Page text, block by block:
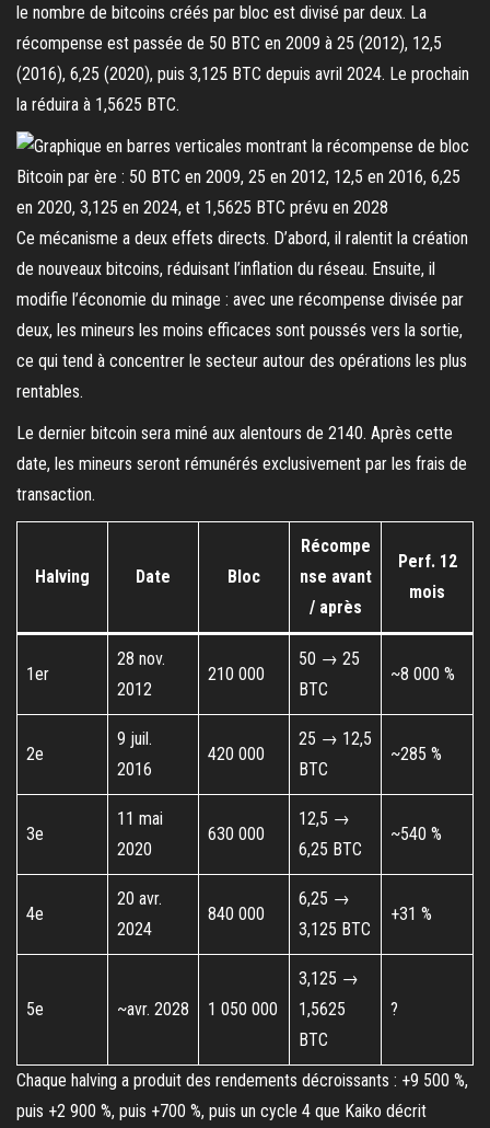
le nombre de bitcoins créés par bloc est divisé par deux. La
récompense est passée de 50 BTC en 2009 à 25 (2012), 12,5
(2016), 6,25 (2020), puis 3,125 BTC depuis avril 2024. Le prochain
la réduira à 1,5625 BTC.
Ce mécanisme a deux effets directs. D’abord, il ralentit la création
de nouveaux bitcoins, réduisant l’inflation du réseau. Ensuite, il
modifie l’économie du minage : avec une récompense divisée par
deux, les mineurs les moins efficaces sont poussés vers la sortie,
ce qui tend à concentrer le secteur autour des opérations les plus
rentables.
Le dernier bitcoin sera miné aux alentours de 2140. Après cette
date, les mineurs seront rémunérés exclusivement par les frais de
transaction.
Halving Date Bloc
Récompe
nse avant
/ après
Perf. 12
mois
1er
28 nov.
2012
210 000
50 → 25
BTC
~8 000 %
2e
9 juil.
2016
420 000
25 → 12,5
BTC
~285 %
3e
11 mai
2020
630 000
12,5 →
6,25 BTC
~540 %
4e
20 avr.
2024
840 000
6,25 →
3,125 BTC
+31 %
5e ~avr. 2028 1 050 000
3,125 →
1,5625
BTC
?
Chaque halving a produit des rendements décroissants : +9 500 %,
puis +2 900 %, puis +700 %, puis un cycle 4 que Kaiko décrit